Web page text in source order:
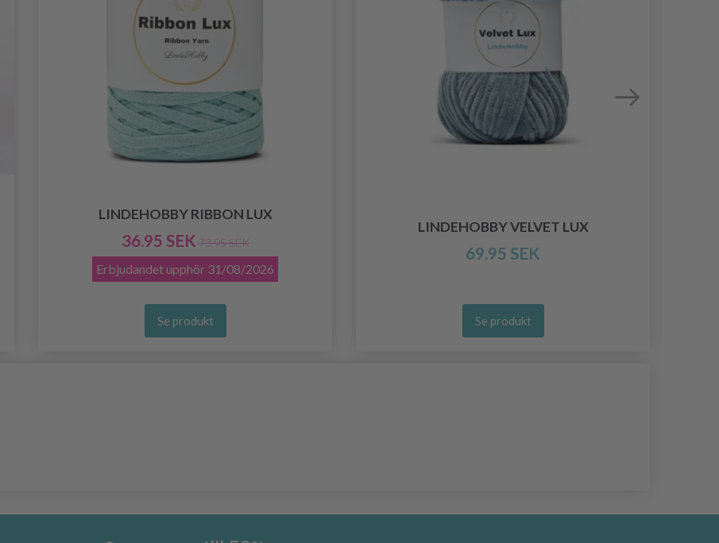
LINDEHOBBY RIBBON LUX
36.95 SEK 73.95 SEK
Erbjudandet upphör 31/08/2026
Se produkt
LINDEHOBBY VELVET LUX
69.95 SEK
Se produkt